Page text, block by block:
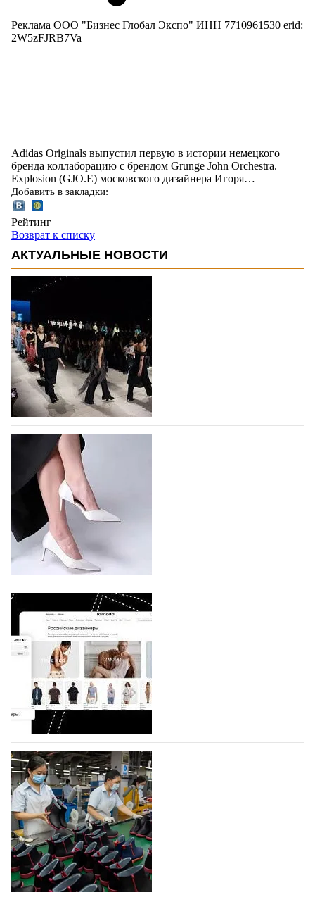
Реклама ООО "Бизнес Глобал Экспо" ИНН 7710961530 erid:
2W5zFJRB7Va
Аdidas Originals выпустил первую в истории немецкого
бренда коллаборацию с брендом Grunge John Orchestra.
Explosion (GJO.Е) московского дизайнера Игоря…
Добавить в закладки:
Рейтинг
Возврат к списку
АКТУАЛЬНЫЕ НОВОСТИ
На участие в Московской неделе моды
подано 1047 заявок
На участие в седьмой Московской неделе моды,
которая пройдет в российской столице с 26 сентября
по 1 октября, уже подано 1047 заявок. Примерно
половину из них (494) прислали дизайнеры,
коллекции которых не были представлены в…
07.08.2026 750
BALLINA представит свои новинки на Euro
Shoes
Компания BALLINA Guangzhou Lihuang Footwear
Co., Ltd., основанная в 2011 году и расположенная в
Гуанчжоу, столице моды Китая, является
профессиональной обувной компанией,
объединяющей разработку, производство и…
07.08.2026 618
На платформе Lamoda - новый раздел и
условия продвижения локальных
дизайнерских марок
Российский маркетплейс Lamoda решил обновить
раздел для продажи продукции локальных
дизайнерских марок одежды, обуви и аксессуаров.
Бренды также получат маркетинговую…
06.08.2026 798